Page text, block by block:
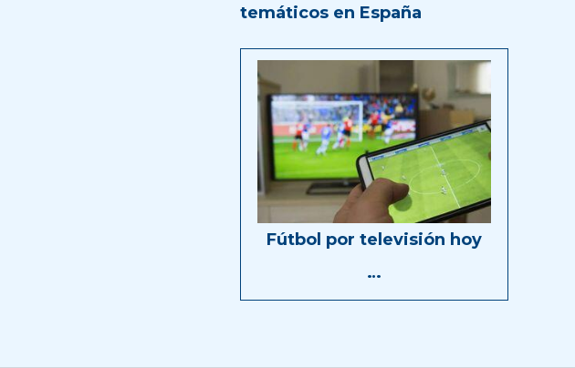
temáticos en España
Fútbol por televisión hoy
…